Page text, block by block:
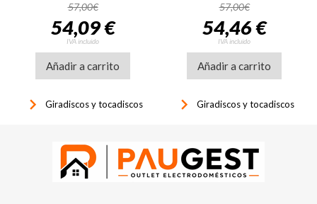
57,00€
54,09 €
IVA incluido
Añadir a carrito
keyboard_arrow_right Giradiscos y tocadiscos
57,00€
54,46 €
IVA incluido
Añadir a carrito
keyboard_arrow_right Giradiscos y tocadiscos